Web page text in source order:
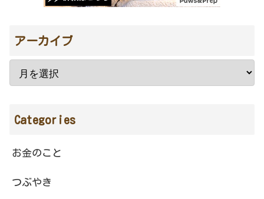
アーカイブ
Categories
お金のこと
つぶやき